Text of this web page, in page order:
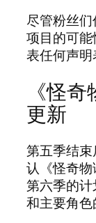
尽管粉丝
项目的可
表任何声明
《怪
更新
第五季结束
认《怪奇
第六季的
和主要角色